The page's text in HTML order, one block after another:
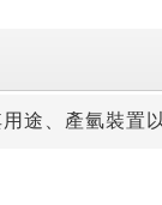
途、產氫裝置